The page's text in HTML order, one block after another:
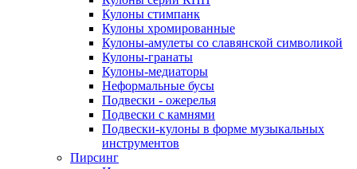
Кулоны стимпанк
Кулоны хромированные
Кулоны-амулеты со славянской символикой
Кулоны-гранаты
Кулоны-медиаторы
Неформальные бусы
Подвески - ожерелья
Подвески с камнями
Подвески-кулоны в форме музыкальных
инструментов
Пирсинг